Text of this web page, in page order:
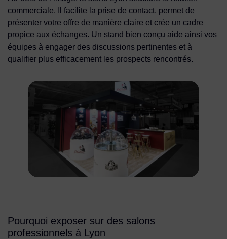
commerciale. Il facilite la prise de contact, permet de
présenter votre offre de manière claire et crée un cadre
propice aux échanges. Un stand bien conçu aide ainsi vos
équipes à engager des discussions pertinentes et à
qualifier plus efficacement les prospects rencontrés.
Pourquoi exposer sur des salons
professionnels à Lyon